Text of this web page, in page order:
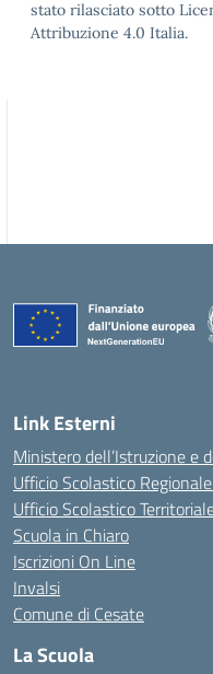
stato rilasciato sotto
Attribuzione 4.0 Italia.
Link Esterni
Ministero dell’Istruzione e
Ufficio Scolastico
Ufficio Scolastico
Scuola in Chiaro
Iscrizioni On Line
Invalsi
Comune di Cesate
La Scuola